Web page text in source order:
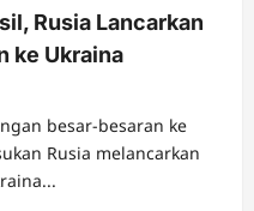
Rusia Lancarkan
ke Ukraina
besar-besaran ke
Rusia melancarkan